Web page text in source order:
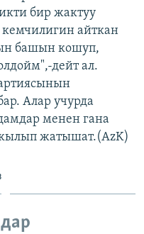
бир жактуу
айткан
башын кошуп,
дейт ал.
Алар учурда
менен гана
кылып жатышат.(AzK)